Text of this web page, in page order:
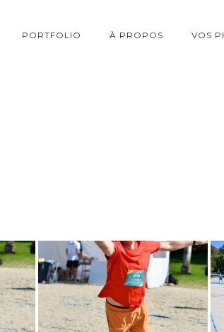
PORTFOLIO À PROPOS VOS